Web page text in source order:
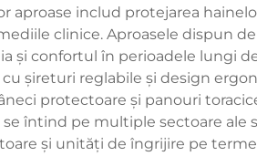
aproase includ protejarea
clinice. Aproasele dispun
și confortul în perioadele lungi
șireturi reglabile și design
protectoare și panouri
întind pe multiple sectoare ale
și unități de îngrijire pe